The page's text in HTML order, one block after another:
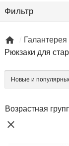
Фильтр

Рюкзаки для
Возрастная
close